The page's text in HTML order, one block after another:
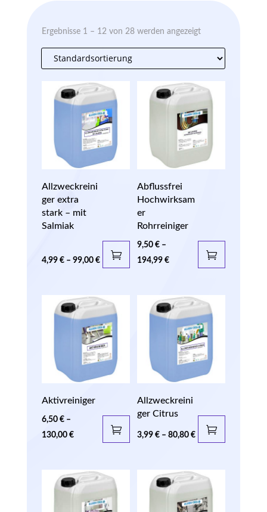
Ergebnisse 1 – 12 von 28 werden angezeigt
Allzweckreini
ger extra
stark – mit
Salmiak
4,99 €– 99,00 €
Abflussfrei
Hochwirksam
er
Rohrreiniger
9,50€ –
194,99€
Aktivreiniger
6,50 €–
130,00 €
Allzweckreini
ger Citrus
3,99€ –80,80€